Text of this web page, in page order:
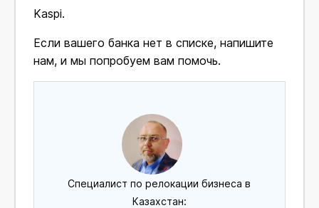
Kaspi.
Если вашего банка нет в списке, напишите
нам, и мы попробуем вам помочь.
Специалист по релокации бизнеса в
Казахстан: